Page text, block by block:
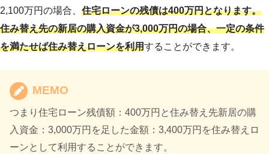
2,100万円の場合、 住宅ローンの残債は400万円となります。
住み替え先の新居の購入資金が3,000万円の場合、一定の条件
を満たせば住み替えローンを利用することができます。
MEMO
つまり住宅ローン残債額：400万円と住み替え先新居の購
入資金：3,000万円を足した金額：3,400万円を住み替えロ
ーンとして利用することができます。